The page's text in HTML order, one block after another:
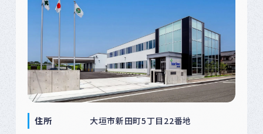
住所 大垣市新田町5丁目22番地